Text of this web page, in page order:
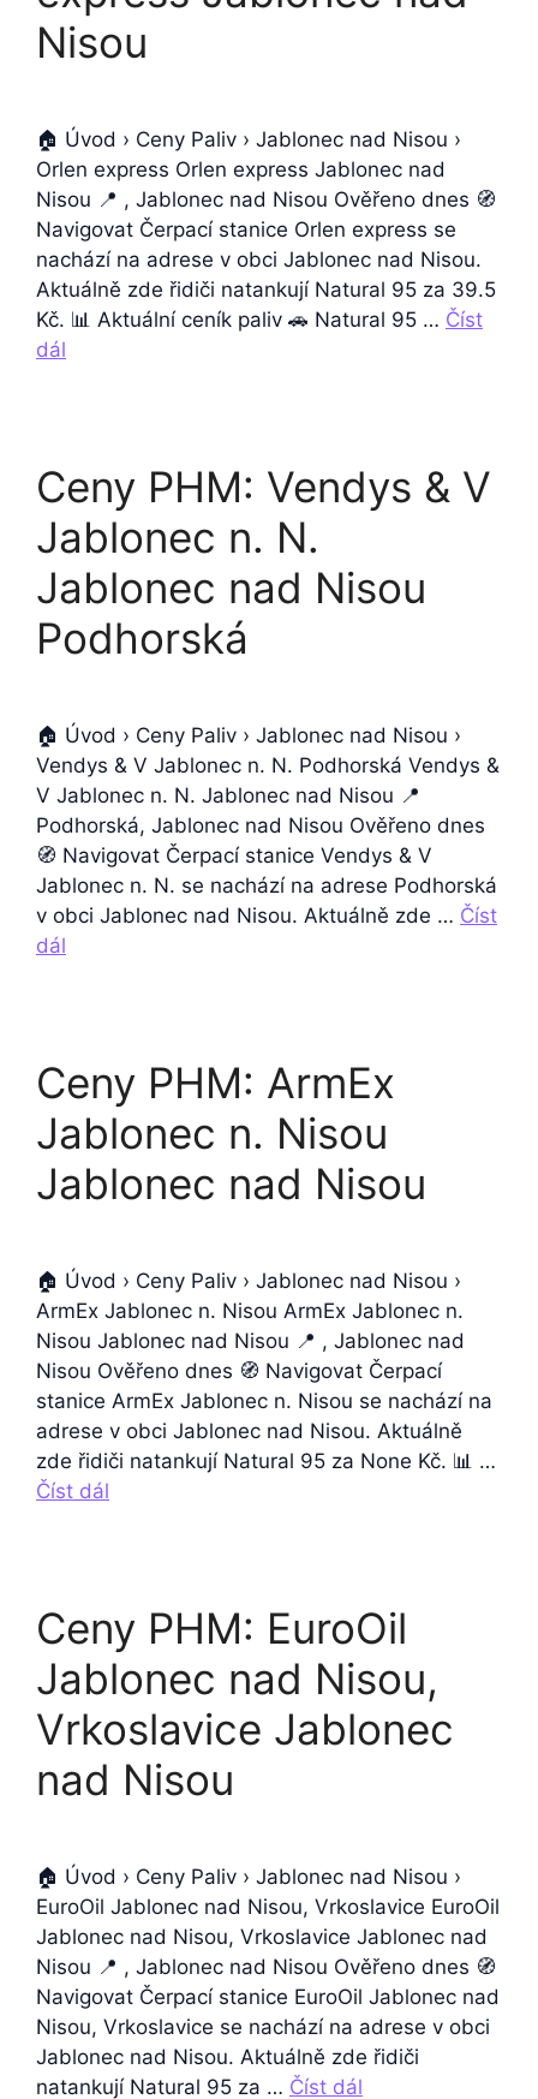
Nisou
🏠 Úvod › Ceny Paliv › Jablonec nad Nisou ›
Orlen express Orlen express Jablonec nad
Nisou 📍 , Jablonec nad Nisou Ověřeno dnes 🧭
Navigovat Čerpací stanice Orlen express se
nachází na adrese v obci Jablonec nad Nisou.
Aktuálně zde řidiči natankují Natural 95 za 39.5
Kč. 📊 Aktuální ceník paliv 🚗 Natural 95 … Číst
dál
Ceny PHM: Vendys & V
Jablonec n. N.
Jablonec nad Nisou
Podhorská
🏠 Úvod › Ceny Paliv › Jablonec nad Nisou ›
Vendys & V Jablonec n. N. Podhorská Vendys &
V Jablonec n. N. Jablonec nad Nisou 📍
Podhorská, Jablonec nad Nisou Ověřeno dnes
🧭 Navigovat Čerpací stanice Vendys & V
Jablonec n. N. se nachází na adrese Podhorská
v obci Jablonec nad Nisou. Aktuálně zde … Číst
dál
Ceny PHM: ArmEx
Jablonec n. Nisou
Jablonec nad Nisou
🏠 Úvod › Ceny Paliv › Jablonec nad Nisou ›
ArmEx Jablonec n. Nisou ArmEx Jablonec n.
Nisou Jablonec nad Nisou 📍 , Jablonec nad
Nisou Ověřeno dnes 🧭 Navigovat Čerpací
stanice ArmEx Jablonec n. Nisou se nachází na
adrese v obci Jablonec nad Nisou. Aktuálně
zde řidiči natankují Natural 95 za None Kč. 📊 …
Číst dál
Ceny PHM: EuroOil
Jablonec nad Nisou,
Vrkoslavice Jablonec
nad Nisou
🏠 Úvod › Ceny Paliv › Jablonec nad Nisou ›
EuroOil Jablonec nad Nisou, Vrkoslavice EuroOil
Jablonec nad Nisou, Vrkoslavice Jablonec nad
Nisou 📍 , Jablonec nad Nisou Ověřeno dnes 🧭
Navigovat Čerpací stanice EuroOil Jablonec nad
Nisou, Vrkoslavice se nachází na adrese v obci
Jablonec nad Nisou. Aktuálně zde řidiči
natankují Natural 95 za … Číst dál